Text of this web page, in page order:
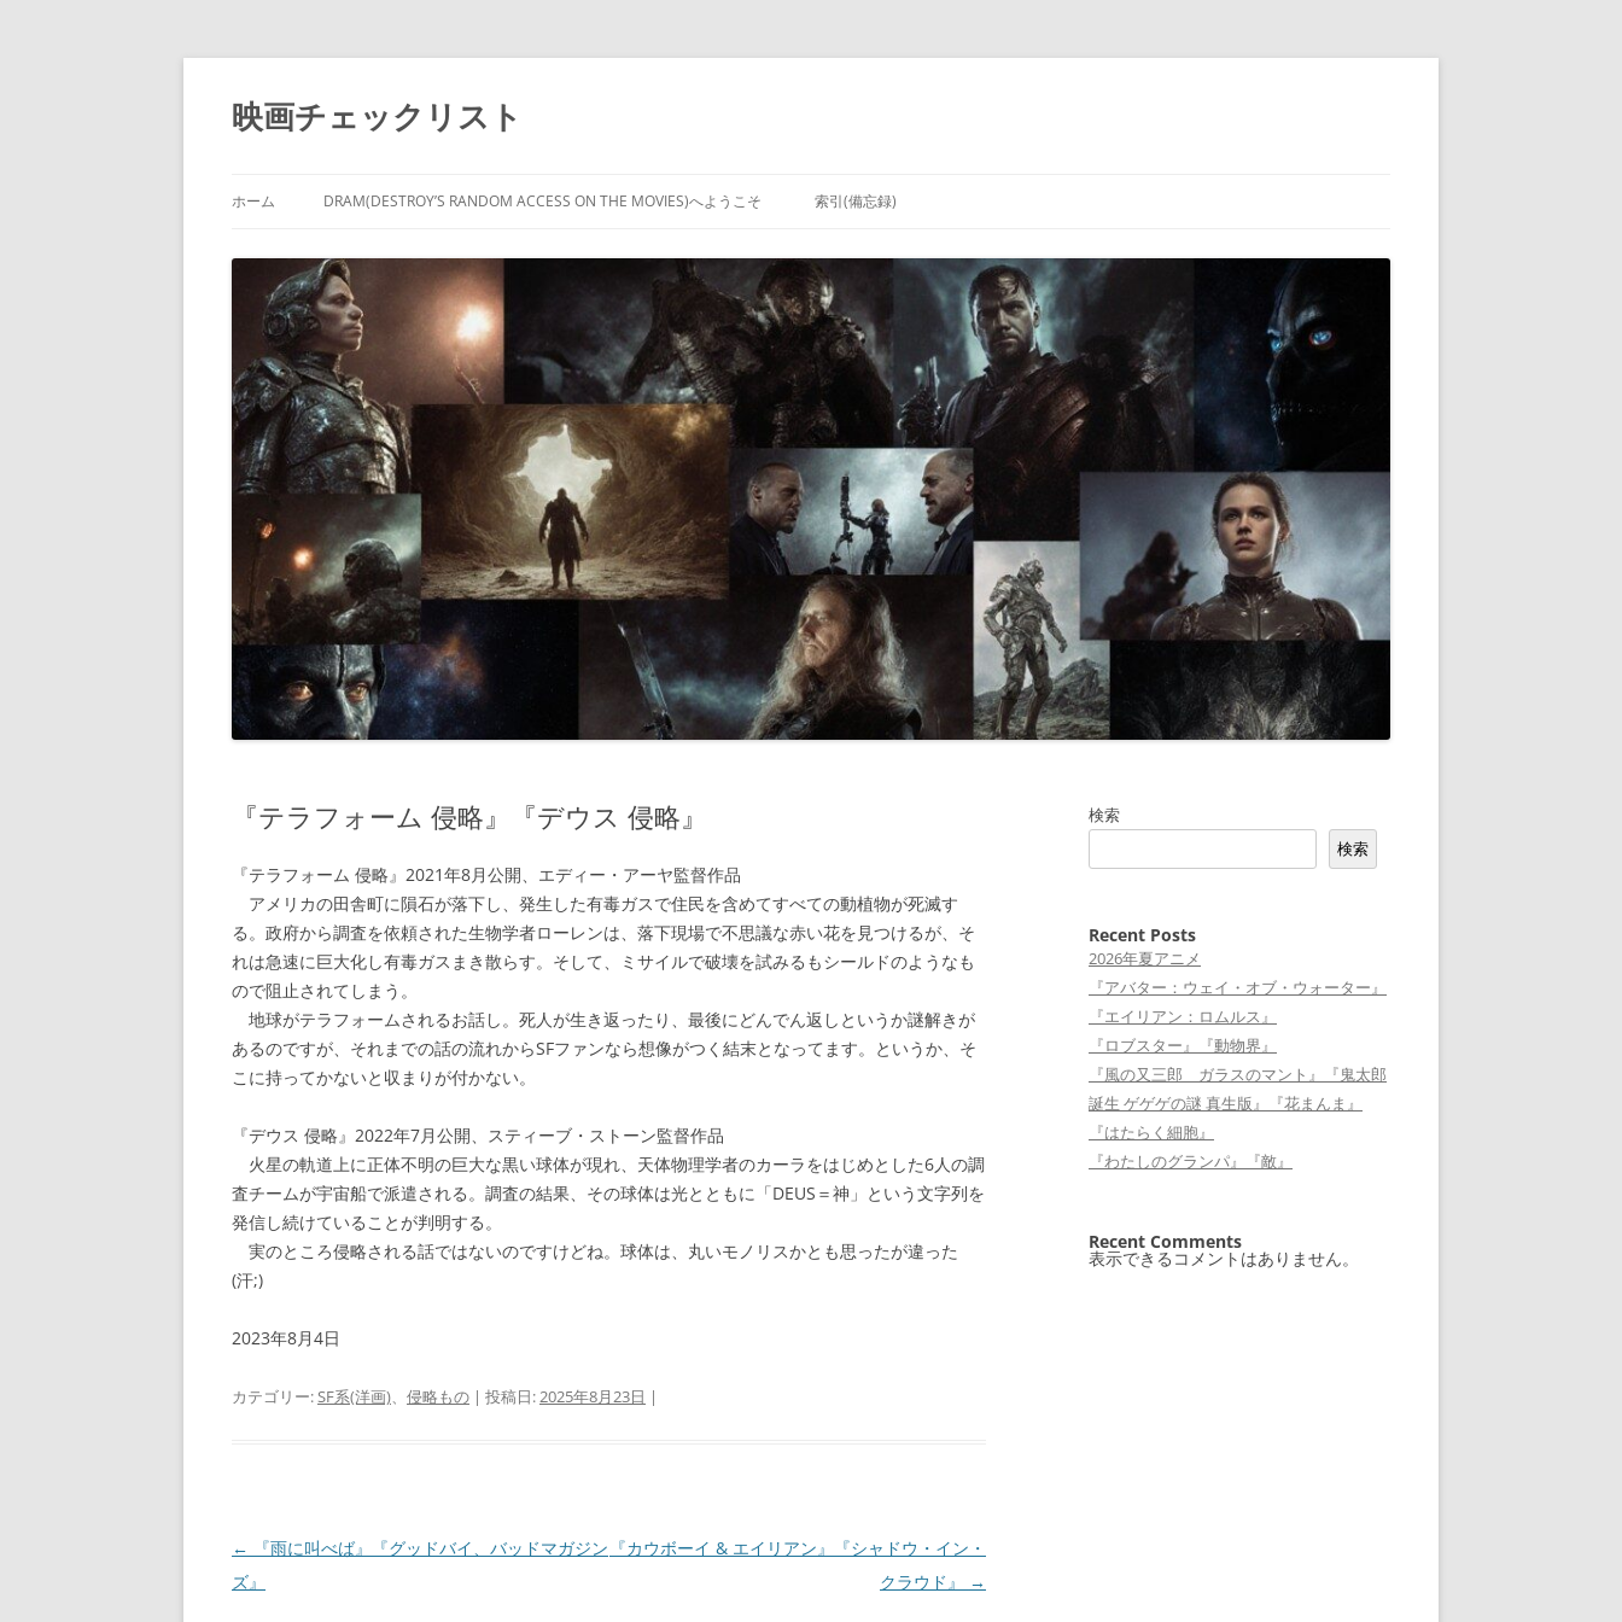
コ
テ
ン
ツ
ッ
映画チェックリスト
ホーム DRAM(DESTROY’S RANDOM ACCESS ON THE MOVIES)へようこそ 索引(備忘録)
『テラフォーム 侵略』『デウス 侵略』
『テラフォーム 侵略』2021年8月公開、エディー・アーヤ監督作品
アメリカの田舎町に隕石が落下し、発生した有毒ガスで住民を含めてすべての動植物が死滅す
る。政府から調査を依頼された生物学者ローレンは、落下現場で不思議な赤い花を見つけるが、そ
れは急速に巨大化し有毒ガスまき散らす。そして、ミサイルで破壊を試みるもシールドのようなも
ので阻止されてしまう。
地球がテラフォームされるお話し。死人が生き返ったり、最後にどんでん返しというか謎解きが
あるのですが、それまでの話の流れからSFファンなら想像がつく結末となってます。というか、そ
こに持ってかないと収まりが付かない。
『デウス 侵略』2022年7月公開、スティーブ・ストーン監督作品
火星の軌道上に正体不明の巨大な黒い球体が現れ、天体物理学者のカーラをはじめとした6人の調
査チームが宇宙船で派遣される。調査の結果、その球体は光とともに「DEUS＝神」という文字列を
発信し続けていることが判明する。
実のところ侵略される話ではないのですけどね。球体は、丸いモノリスかとも思ったが違った
(汗;)
2023年8月4日
カテゴリー:SF系(洋画)、 侵略もの | 投稿日:2025年8月23日 |
投
稿
←
『雨に叫べば』『グッドバイ、バッドマガジン
ズ』
『カウボーイ & エイリアン』『シャドウ・イン・
クラウド』
→
検索
検索
Recent Posts
2026年夏アニメ
『アバター：ウェイ・オブ・ウォーター』
『エイリアン：ロムルス』
『ロブスター』『動物界』
『風の又三郎 ガラスのマント』『鬼太郎
誕生 ゲゲゲの謎 真生版』『花まんま』
『はたらく細胞』
『わたしのグランパ』『敵』
Recent Comments
表示できるコメントはありません。